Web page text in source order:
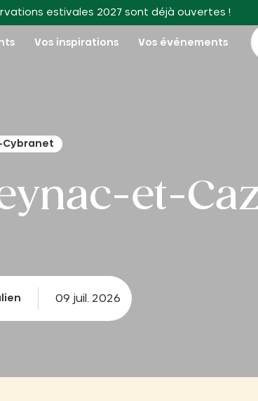
estivales 2027 sont déjà ouvertes !
Vos inspirations Vos événements
Cybranet
et-
09 juil. 2026